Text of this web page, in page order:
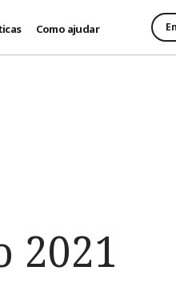
Como ajudar
2021